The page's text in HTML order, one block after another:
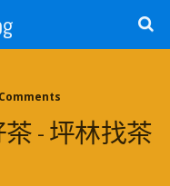
Comments
- 坪林找茶